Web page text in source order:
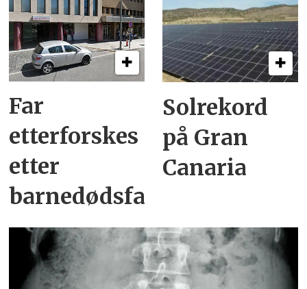
Far
etterforskes
etter
barnedødsfall
Solrekord
på Gran
Canaria